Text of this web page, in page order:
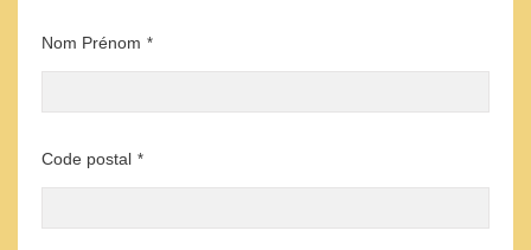
Nom Prénom *
Code postal *